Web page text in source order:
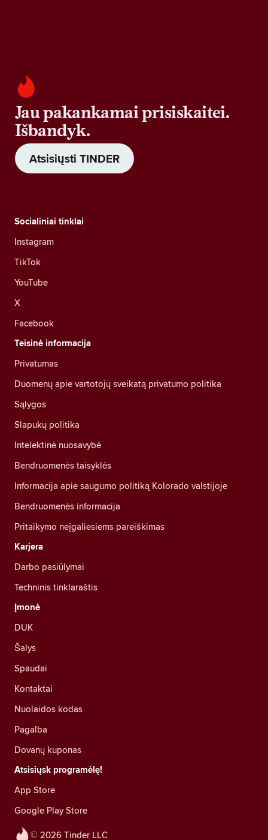
Jau pakankamai prisiskaitei.
Išbandyk.
Atsisiųsti TINDER
© 2026 Tinder LLC
Socialiniai tinklai
Instagram
TikTok
YouTube
X
Facebook
Teisinė informacija
Privatumas
Duomenų apie vartotojų sveikatą privatumo politika
Sąlygos
Slapukų politika
Intelektinė nuosavybė
Bendruomenės taisyklės
Informacija apie saugumo politiką Kolorado valstijoje
Bendruomenės informacija
Pritaikymo neįgaliesiems pareiškimas
Karjera
Darbo pasiūlymai
Techninis tinklaraštis
Įmonė
DUK
Šalys
Spaudai
Kontaktai
Nuolaidos kodas
Pagalba
Dovanų kuponas
Atsisiųsk programėlę!
App Store
Google Play Store